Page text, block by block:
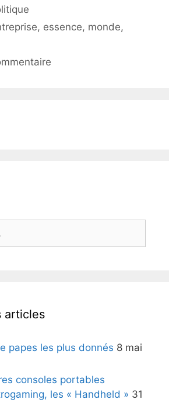
, essence, monde,
articles
papes les plus donnés 8 mai
consoles portables
les « Handheld » 31